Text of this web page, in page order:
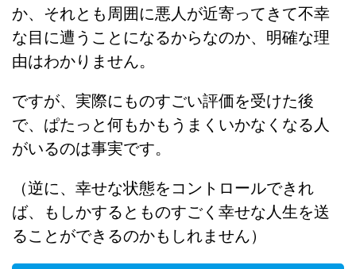
か、それとも周囲に悪人が近寄ってきて不幸
な目に遭うことになるからなのか、明確な理
由はわかりません。
ですが、実際にものすごい評価を受けた後
で、ぱたっと何もかもうまくいかなくなる人
がいるのは事実です。
（逆に、幸せな状態をコントロールできれ
ば、もしかするとものすごく幸せな人生を送
ることができるのかもしれません）